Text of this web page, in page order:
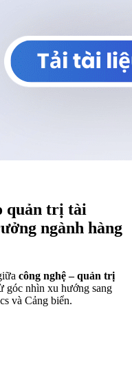
quản trị tài
ngành hàng
công nghệ – quản trị
góc nhìn xu hướng sang
và Cảng biển.